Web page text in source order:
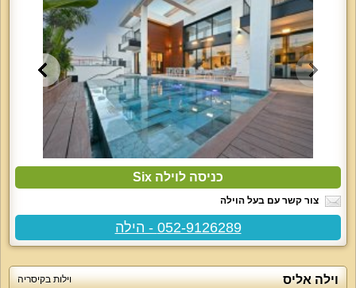
כניסה לוילה Six
צור קשר עם בעל הוילה
052-9126289 - הילה
וילה אליס וילות בקיסריה